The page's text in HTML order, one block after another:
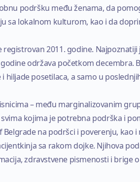
podršku među ženama, da
sa lokalnom kulturom, kao i da
2011. godine. Najpoznatiji
održava početkom decembra.
hiljade posetilaca, a samo u
– među marginalizovanim
kojima je potrebna podrška i
na podršci i poverenju, kao i
sa rakom dojke. Njihova
zdravstvene pismenosti i brige